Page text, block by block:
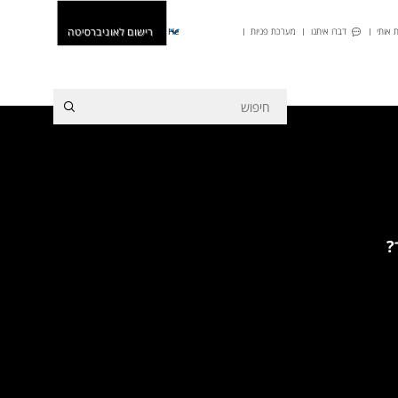
אותי דברו איתנו מערכת פניות He רישום לאוניברסיטה